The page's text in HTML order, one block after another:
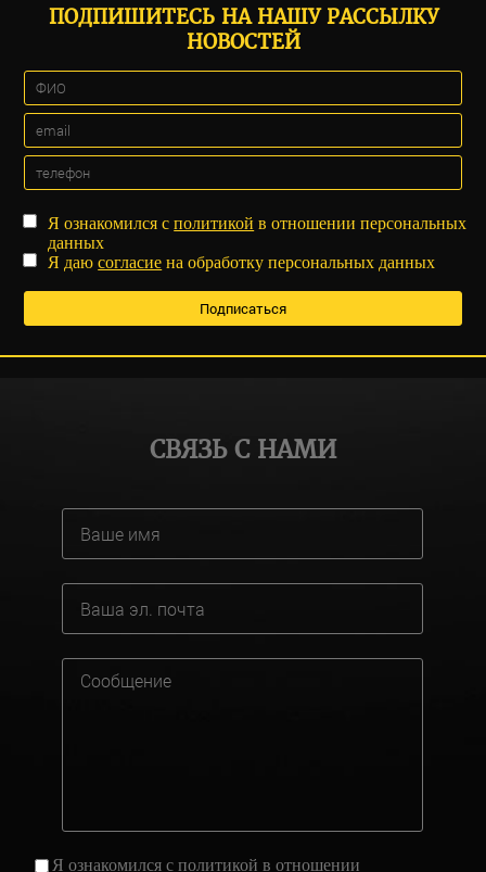
ПОДПИШИТЕСЬ НА НАШУ РАССЫЛКУ
НОВОСТЕЙ
Я ознакомился сполитикой в отношении персональных
данных
Я даюсогласие на обработку персональных данных
СВЯЗЬ С НАМИ
Я ознакомился сполитикой в отношении